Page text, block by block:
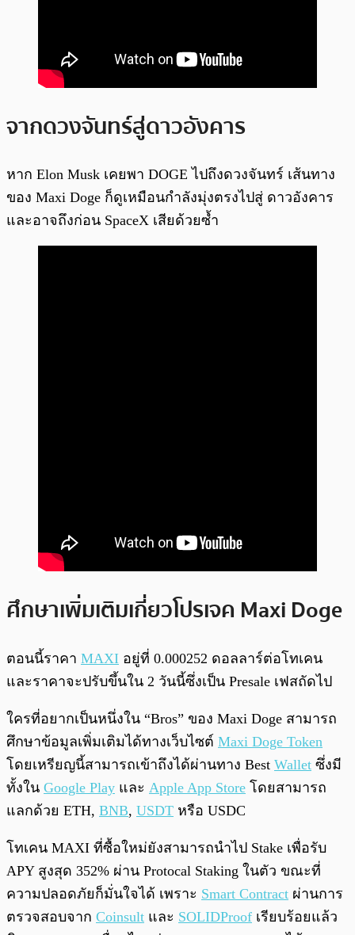
จากดวงจันทร์สู่ดาวอังคาร
หาก Elon Musk เคยพา DOGE ไปถึงดวงจันทร์ เส้นทาง
ของ Maxi Doge ก็ดูเหมือนกำลังมุ่งตรงไปสู่ ดาวอังคาร
และอาจถึงก่อน SpaceX เสียด้วยซ้ำ
ศึกษาเพิ่มเติมเกี่ยวโปรเจค Maxi Doge
ตอนนี้ราคา MAXI อยู่ที่ 0.000252 ดอลลาร์ต่อโทเคน
และราคาจะปรับขึ้นใน 2 วันนี้ซึ่งเป็น Presale เฟสถัดไป
ใครที่อยากเป็นหนึ่งใน “Bros” ของ Maxi Doge สามารถ
ศึกษาข้อมูลเพิ่มเติมได้ทางเว็บไซต์ Maxi Doge Token
โดยเหรียญนี้สามารถเข้าถึงได้ผ่านทาง Best Wallet ซึ่งมี
ทั้งใน Google Play และ Apple App Store โดยสามารถ
แลกด้วย ETH, BNB, USDT หรือ USDC
โทเคน MAXI ที่ซื้อใหม่ยังสามารถนำไป Stake เพื่อรับ
APY สูงสุด 352% ผ่าน Protocal Staking ในตัว ขณะที่
ความปลอดภัยก็มั่นใจได้ เพราะ Smart Contract ผ่านการ
ตรวจสอบจาก Coinsult และ SOLIDProof เรียบร้อยแล้ว